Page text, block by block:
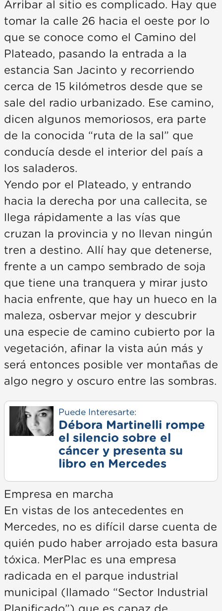
Arribar al sitio es complicado. Hay que
tomar la calle 26 hacia el oeste por lo
que se conoce como el Camino del
Plateado, pasando la entrada a la
estancia San Jacinto y recorriendo
cerca de 15 kilómetros desde que se
sale del radio urbanizado. Ese camino,
dicen algunos memoriosos, era parte
de la conocida “ruta de la sal” que
conducía desde el interior del país a
los saladeros.
Yendo por el Plateado, y entrando
hacia la derecha por una callecita, se
llega rápidamente a las vías que
cruzan la provincia y no llevan ningún
tren a destino. Allí hay que detenerse,
frente a un campo sembrado de soja
que tiene una tranquera y mirar justo
hacia enfrente, que hay un hueco en la
maleza, osbervar mejor y descubrir
una especie de camino cubierto por la
vegetación, afinar la vista aún más y
será entonces posible ver montañas de
algo negro y oscuro entre las sombras.
Puede Interesarte:
Débora Martinelli rompe
el silencio sobre el
cáncer y presenta su
libro en Mercedes
Empresa en marcha
En vistas de los antecedentes en
Mercedes, no es difícil darse cuenta de
quién pudo haber arrojado esta basura
tóxica. MerPlac es una empresa
radicada en el parque industrial
municipal (llamado “Sector Industrial